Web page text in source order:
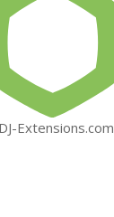
Extensions.com